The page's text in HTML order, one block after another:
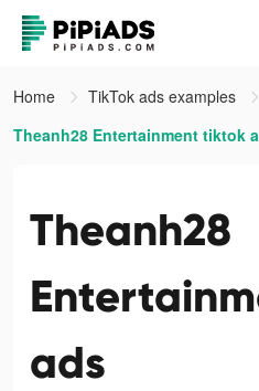
Home
TikTok ads examples
Theanh28 Entertainment tiktok
Theanh28
ads